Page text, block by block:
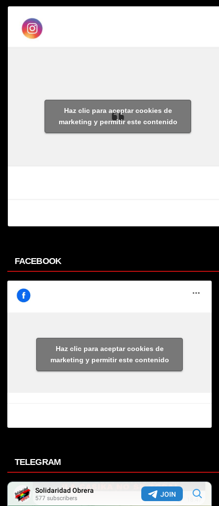
Haz clic para aceptar cookies de
marketing y permitir este contenido
FACEBOOK
Haz clic para aceptar cookies de
marketing y permitir este contenido
TELEGRAM